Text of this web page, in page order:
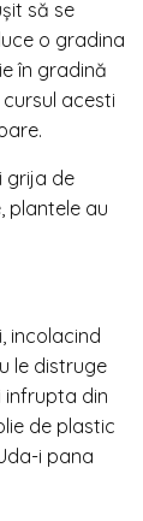
să se
o gradina
în gradină
acesti
grija de
plantele au
incolacind
le distruge
infrupta din
de plastic
i pana